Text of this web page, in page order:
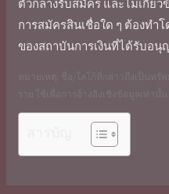
ตัวกลางรับสมัคร และไม่เกี่ย
การสมัครสินเชื่อใด ๆ ต้องทำ
ของสถาบันการเงินที่ได้รับอนุ
หมายเหตุ: ชื่อ/โลโก้ที่กล่าวถึงเป็นทรั
ราย ใช้เพื่อการอ้างอิงเชิงข้อมูลเท่านั้น